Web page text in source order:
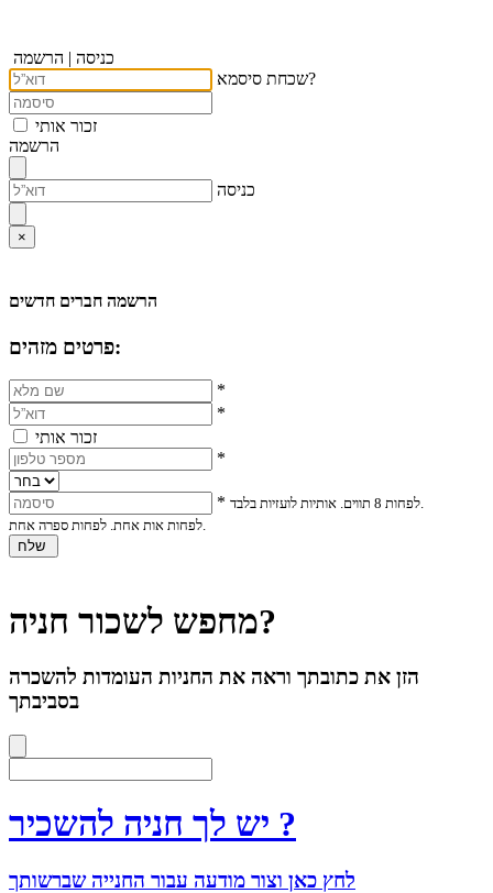
כניסה | הרשמה
שכחת סיסמא?
זכור אותי
הרשמה
כניסה
×
הרשמה חברים חדשים
פרטים מזהים:
*
*
זכור אותי
*
*
לפחות 8 תווים. אותיות לועזיות בלבד.
לפחות אות אחת. לפחות ספרה אחת.
מחפש לשכור חניה?
הזן את כתובתך וראה את החניות העומדות להשכרה
בסביבתך
יש לך חניה להשכיר ?
לחץ כאן וצור מודעה עבור החנייה שברשותך